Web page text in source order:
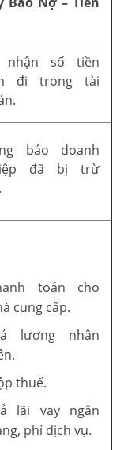
nhận số tiền
đi trong tài
báo doanh
đã bị trừ
toán cho
cung cấp.
lương nhân
thuế.
lãi vay ngân
phí dịch vụ.